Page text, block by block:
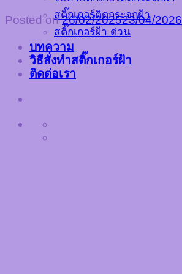
สติ๊กเกอร์ติดกระจกฝ้า
สติ๊กเกอร์ฝ้า ด่วน
บทความ
วิธีสั่งทำสติ๊กเกอร์ฝ้า
ติดต่อเรา
Posted on26/02/202523/04/2026